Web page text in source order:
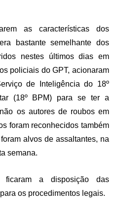
as características dos
bastante semelhante dos
nestes últimos dias em
policiais do GPT, acionaram
de Inteligência do 18º
(18º BPM) para se ter a
os autores de roubos em
foram reconhecidos também
alvos de assaltantes, na
semana.
a disposição das
os procedimentos legais.